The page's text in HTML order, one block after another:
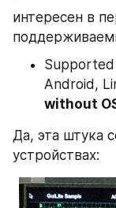
интересен в
Supported
Android,
without
Да, эта штука
устройствах: